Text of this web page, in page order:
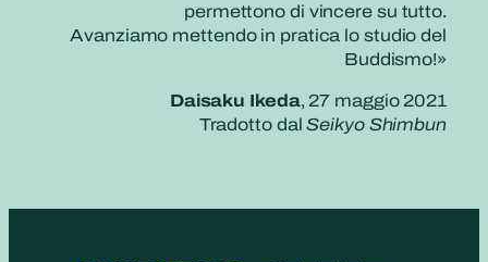
permettono di vincere su tutto.
Avanziamo mettendo in pratica lo studio del
Buddismo!»
Daisaku Ikeda, 27 maggio 2021
Tradotto dalSeikyo Shimbun